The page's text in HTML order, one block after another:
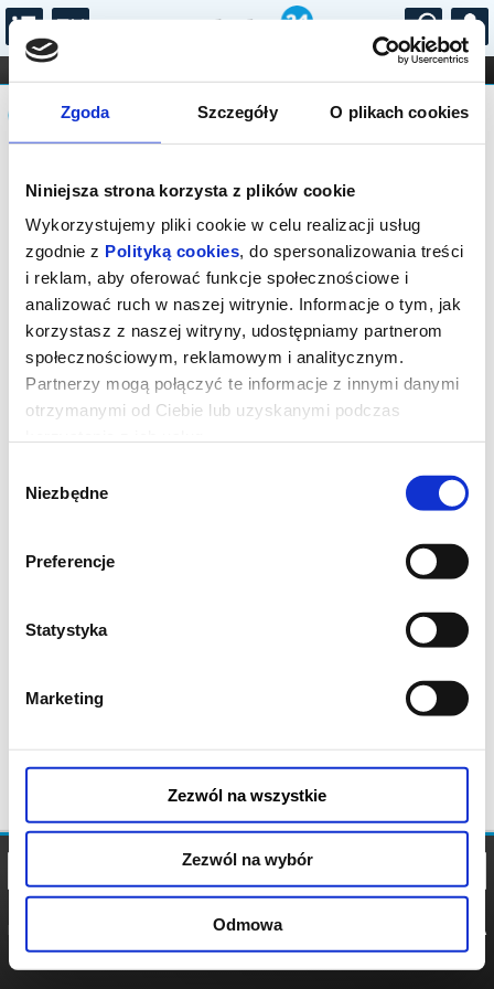
Zgoda Szczegóły O plikach cookies
Niniejsza strona korzysta z plików cookie
Wykorzystujemy pliki cookie w celu realizacji usług
zgodnie z Polityką cookies, do spersonalizowania treści
i reklam, aby oferować funkcje społecznościowe i
analizować ruch w naszej witrynie. Informacje o tym, jak
korzystasz z naszej witryny, udostępniamy partnerom
społecznościowym, reklamowym i analitycznym.
Partnerzy mogą połączyć te informacje z innymi danymi
otrzymanymi od Ciebie lub uzyskanymi podczas
zgody
Niezbędne
Preferencje
Statystyka
Marketing
Zezwól na wszystkie
Zezwól na wybór
Odmowa
...
FILHARMONIA OPERA I BALET
STAND-UP
DLA DZIECI
Komunikat
Sprzedaż on-line została zakończona,
sprawdź dostępność biletów w kasie.
POLITYKA
POLITYKA